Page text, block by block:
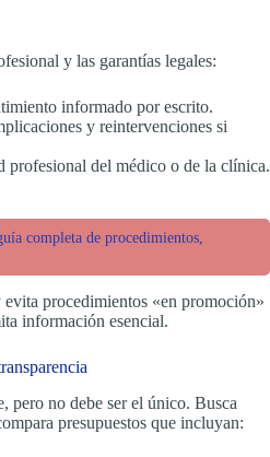
y las garantías legales:
informado por escrito.
y reintervenciones si
profesional del médico o de la clínica.
completa de procedimientos,
procedimientos «en promoción»
información esencial.
pero no debe ser el único. Busca
presupuestos que incluyan: